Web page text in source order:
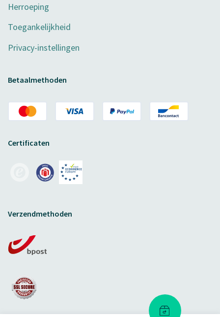
Herroeping
Toegankelijkheid
Privacy-instellingen
Betaalmethoden
Certificaten
Verzendmethoden